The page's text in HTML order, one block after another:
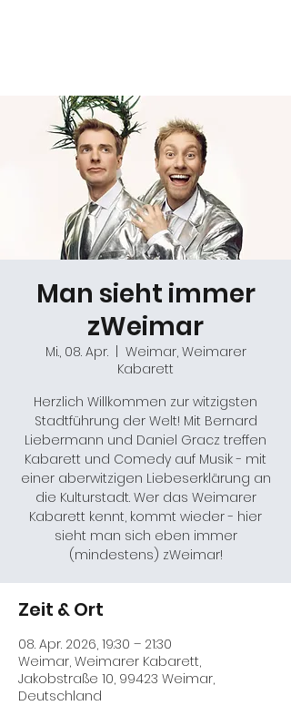
Man sieht immer
zWeimar
Mi., 08. Apr.
  |
Weimar, Weimarer
Kabarett
Herzlich Willkommen zur witzigsten
Stadtführung der Welt! Mit Bernard
Liebermann und Daniel Gracz treffen
Kabarett und Comedy auf Musik - mit
einer aberwitzigen Liebeserklärung an
die Kulturstadt. Wer das Weimarer
Kabarett kennt, kommt wieder - hier
sieht man sich eben immer
(mindestens) zWeimar!
Zeit & Ort
08. Apr. 2026, 19:30 – 21:30
Weimar, Weimarer Kabarett,
Jakobstraße 10, 99423 Weimar,
Deutschland